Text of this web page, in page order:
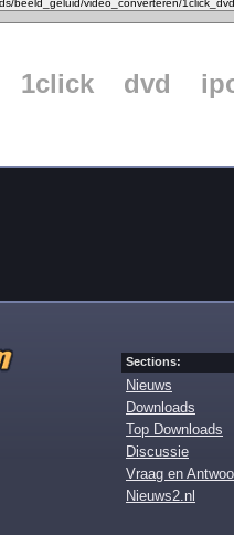
1click dvd
Sections:
Nieuws
Downloads
Top Downloads
Discussie
Vraag en
Nieuws2.nl